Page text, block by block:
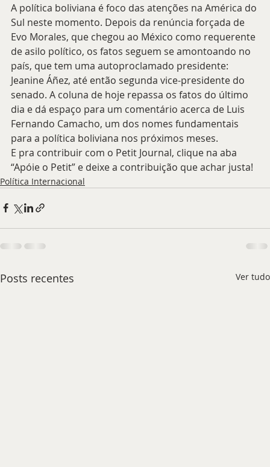
A política boliviana é foco das atenções na América do
Sul neste momento. Depois da renúncia forçada de
Evo Morales, que chegou ao México como requerente
de asilo político, os fatos seguem se amontoando no
país, que tem uma autoproclamado presidente:
Jeanine Áñez, até então segunda vice-presidente do
senado. A coluna de hoje repassa os fatos do último
dia e dá espaço para um comentário acerca de Luis
Fernando Camacho, um dos nomes fundamentais
para a política boliviana nos próximos meses.
E pra contribuir com o Petit Journal, clique na aba
“Apóie o Petit” e deixe a contribuição que achar justa!
Política Internacional
Posts recentes Ver tudo